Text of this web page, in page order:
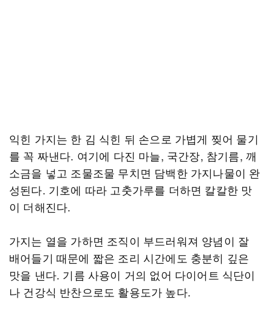
익힌 가지는 한 김 식힌 뒤 손으로 가볍게 찢어 물기
를 꼭 짜낸다. 여기에 다진 마늘, 국간장, 참기름, 깨
소금을 넣고 조물조물 무치면 담백한 가지나물이 완
성된다. 기호에 따라 고춧가루를 더하면 칼칼한 맛
이 더해진다.
가지는 열을 가하면 조직이 부드러워져 양념이 잘
배어들기 때문에 짧은 조리 시간에도 충분히 깊은
맛을 낸다. 기름 사용이 거의 없어 다이어트 식단이
나 건강식 반찬으로도 활용도가 높다.